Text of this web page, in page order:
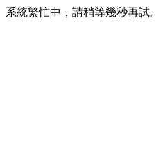
系統繁忙中，請稍等幾秒再試。